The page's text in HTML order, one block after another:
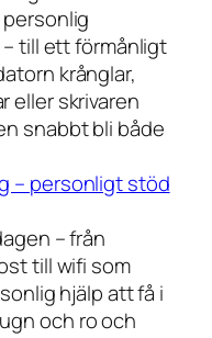
till ett förmånligt
krånglar,
eller skrivaren
snabbt bli både
– personligt stöd
– från
till wifi som
hjälp att få i
och ro och